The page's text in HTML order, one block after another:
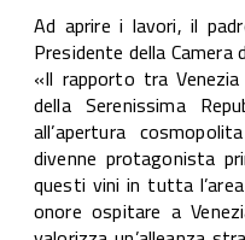
Ad aprire i lavori, il
Presidente della Camera
«Il rapporto tra
della Serenissima
all’apertura
divenne protagonista
questi vini in tutta
onore ospitare a